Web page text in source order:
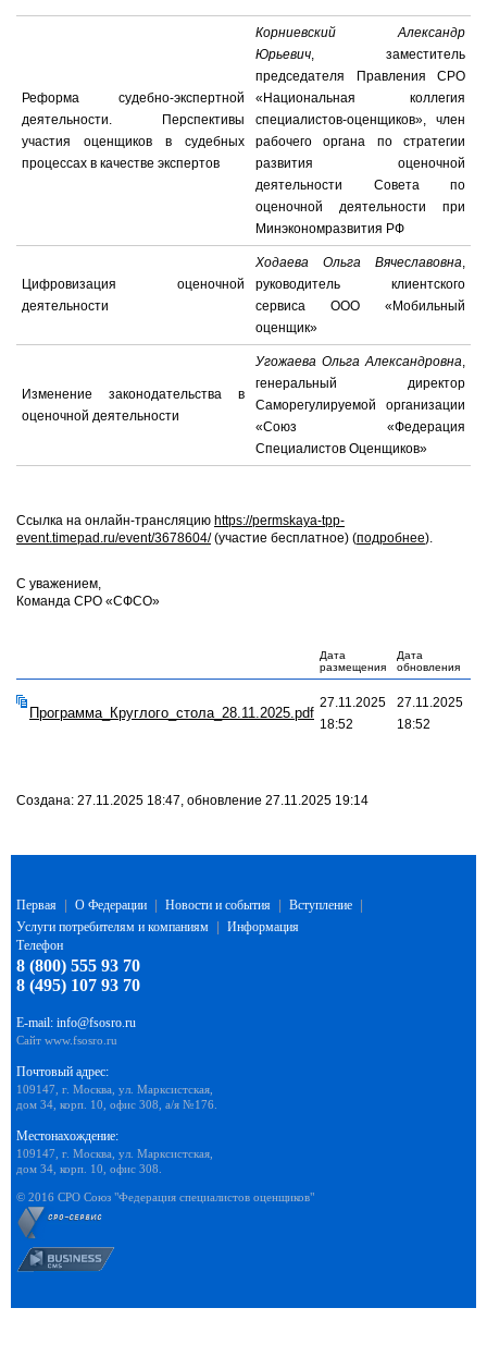
Реформа судебно-экспертной
деятельности. Перспективы
участия оценщиков в судебных
процессах в качестве экспертов
Корниевский Александр
Юрьевич, заместитель
председателя Правления СРО
«Национальная коллегия
специалистов-оценщиков», член
рабочего органа по стратегии
развития оценочной
деятельности Совета по
оценочной деятельности при
Минэкономразвития РФ
Цифровизация оценочной
деятельности
Ходаева Ольга Вячеславовна,
руководитель клиентского
сервиса ООО «Мобильный
оценщик»
Изменение законодательства в
оценочной деятельности
Угожаева Ольга Александровна,
генеральный директор
Саморегулируемой организации
«Союз «Федерация
Специалистов Оценщиков»
Ссылка на онлайн-трансляцию https://permskaya-tpp-
event.timepad.ru/event/3678604/(участие бесплатное) (подробнее).
С уважением,
Команда СРО «СФСО»
Дата
размещения
Дата
обновления
Программа_Круглого_стола_28.11.2025.pdf
27.11.2025
18:52
27.11.2025
18:52
Создана: 27.11.2025 18:47, обновление 27.11.2025 19:14
Первая О Федерации Новости и события Вступление
Услуги потребителям и компаниям
Информация
Телефон
8 (800) 555 93 70
8 (495) 107 93 70
E-mail: info@fsosro.ru
Сайт www.fsosro.ru
Почтовый адрес:
109147, г. Москва, ул. Марксистская,
дом 34, корп. 10, офис 308, а/я №176.
Местонахождение:
109147, г. Москва, ул. Марксистская,
дом 34, корп. 10, офис 308.
© 2016 СРО Союз "Федерация специалистов оценщиков"